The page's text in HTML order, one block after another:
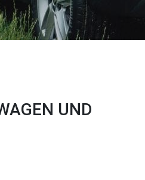
UND